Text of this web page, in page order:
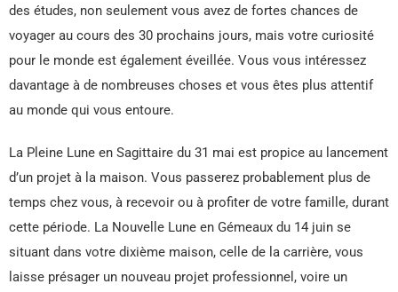
des études, non seulement vous avez de fortes chances de
voyager au cours des 30 prochains jours, mais votre curiosité
pour le monde est également éveillée. Vous vous intéressez
davantage à de nombreuses choses et vous êtes plus attentif
au monde qui vous entoure.
La Pleine Lune en Sagittaire du 31 mai est propice au lancement
d’un projet à la maison. Vous passerez probablement plus de
temps chez vous, à recevoir ou à profiter de votre famille, durant
cette période. La Nouvelle Lune en Gémeaux du 14 juin se
situant dans votre dixième maison, celle de la carrière, vous
laisse présager un nouveau projet professionnel, voire un